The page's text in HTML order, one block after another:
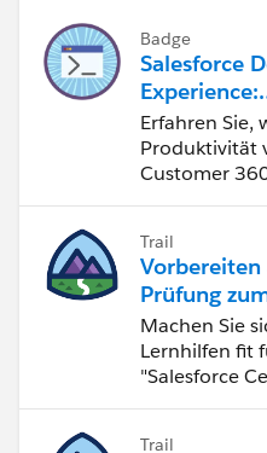
Badge
Salesforce
Experience:
Erfahren Sie,
Produktivität
Customer
Trail
Vorbereiten
Prüfung
Certified
Developer"
Machen Sie
Lernhilfen fit
"Salesforce
Trail